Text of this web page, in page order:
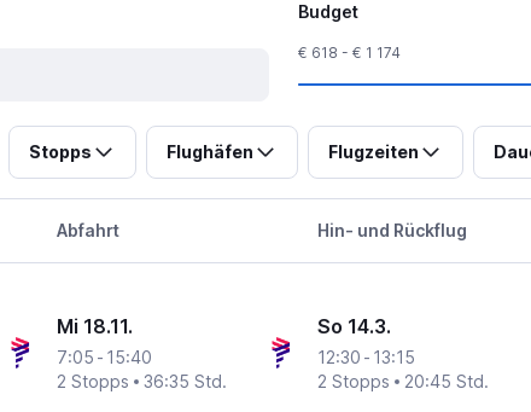
Budget
€ 618 - € 1 174
Stopps Flughäfen Flugzeiten
Abfahrt Hin- und Rückflug
Mi 18.11.
7:05 - 15:40
2 Stopps
36:35 Std.
So 14.3.
12:30 - 13:15
2 Stopps
20:45 Std.